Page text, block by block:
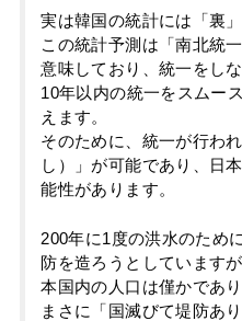
実は韓国の統計には「裏」
この統計予測は「南北統
意味しており、統一をし
10年以内の統一をスムー
えます。
そのために、統一が行わ
し）」が可能であり、日
能性があります。
200年に1度の洪水のため
防を造ろうとしています
本国内の人口は僅かであ
まさに「国滅びて堤防あ